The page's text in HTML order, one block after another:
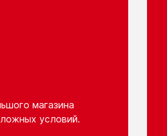
магазина
условий.